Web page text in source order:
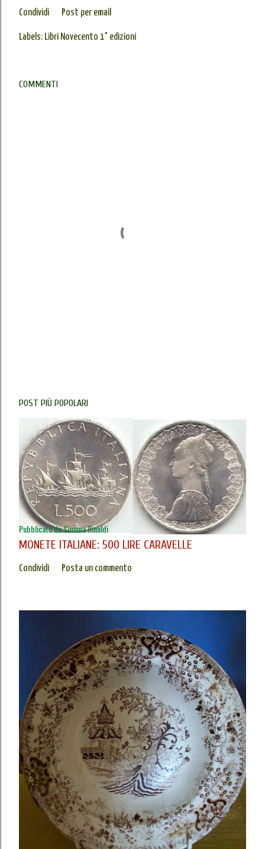
Condividi Post per email
Labels: Libri Novecento 1° edizioni
COMMENTI
POST PIÙ POPOLARI
Pubblicato daSimona Rinaldi
MONETE ITALIANE: 500 LIRE CARAVELLE
Condividi Posta un commento